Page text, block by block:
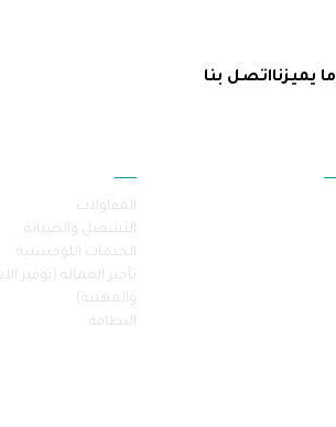
ما يميزنااتصل بنا
المقاولات
التشغيل والصيانة
الخدمات اللوجستية
تأجير العمالة (توفير
والمهنية)
النظافة